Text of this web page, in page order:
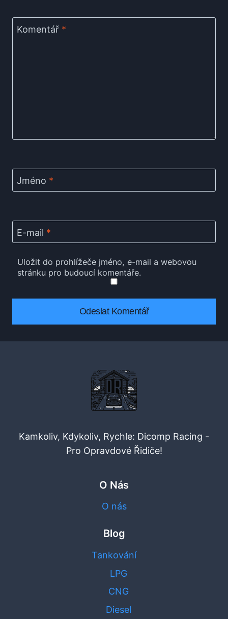
Komentář *
Jméno *
E-mail *
Uložit do prohlížeče jméno, e-mail a webovou
stránku pro budoucí komentáře.
Kamkoliv, Kdykoliv, Rychle: Dicomp Racing -
Pro Opravdové Řidiče!
O Nás
O nás
Blog
Tankování
LPG
CNG
Diesel